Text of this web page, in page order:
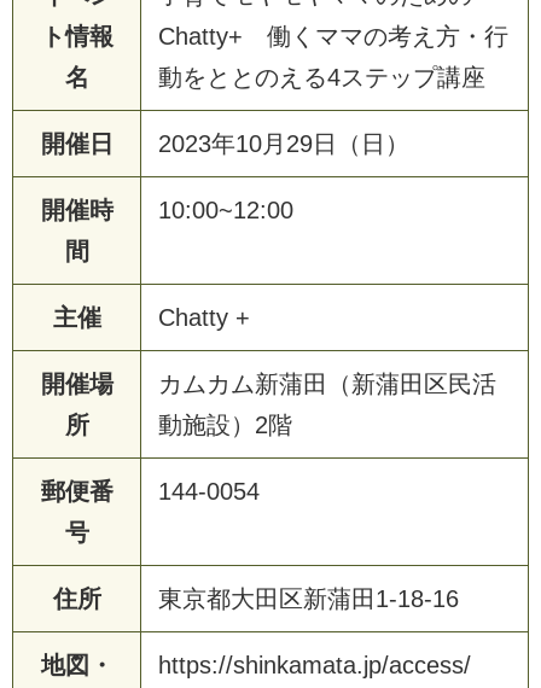
ト情報
名
Chatty+ 働くママの考え方・行
動をととのえる4ステップ講座
開催日 2023年10月29日（日）
開催時
間
10:00~12:00
主催 Chatty +
開催場
所
カムカム新蒲田（新蒲田区民活
動施設）2階
郵便番
号
144-0054
住所 東京都大田区新蒲田1-18-16
地図・
https://shinkamata.jp/access/